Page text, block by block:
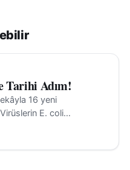
Tarihi Adım!
16 yeni
E. coli
tehdit